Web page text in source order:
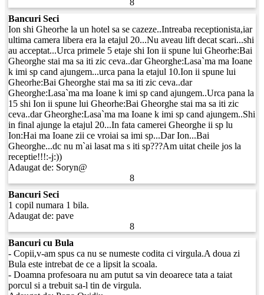
Bancuri Seci
Ion shi Gheorhe la un hotel sa se cazeze..Intreaba receptionista,iar
ultima camera libera era la etajul 20...Nu aveau lift decat scari...shi
au acceptat...Urca primele 5 etaje shi Ion ii spune lui Gheorhe:Bai
Gheorghe stai ma sa iti zic ceva..dar Gheorghe:Lasa`ma ma Ioane
k imi sp cand ajungem...urca pana la etajul 10.Ion ii spune lui
Gheorhe:Bai Gheorghe stai ma sa iti zic ceva..dar
Gheorghe:Lasa`ma ma Ioane k imi sp cand ajungem..Urca pana la
15 shi Ion ii spune lui Gheorhe:Bai Gheorghe stai ma sa iti zic
ceva..dar Gheorghe:Lasa`ma ma Ioane k imi sp cand ajungem..Shi
in final ajunge la etajul 20...In fata camerei Gheorghe ii sp lu
Ion:Hai ma Ioane zii ce vroiai sa imi sp...Dar Ion...Bai
Gheorghe...dc nu m`ai lasat ma s iti sp???Am uitat cheile jos la
receptie!!!:-j:))
Adaugat de: Soryn@
8
Bancuri Seci
1 copil numara 1 bila.
Adaugat de:pave
8
Bancuri cu Bula
- Copii,v-am spus ca nu se numeste codita ci virgula.A doua zi
Bula este intrebat de ce a lipsit la scoala.
- Doamna profesoara nu am putut sa vin deoarece tata a taiat
porcul si a trebuit sa-l tin de virgula.